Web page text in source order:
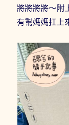
將將將將～附
有幫媽媽扛上